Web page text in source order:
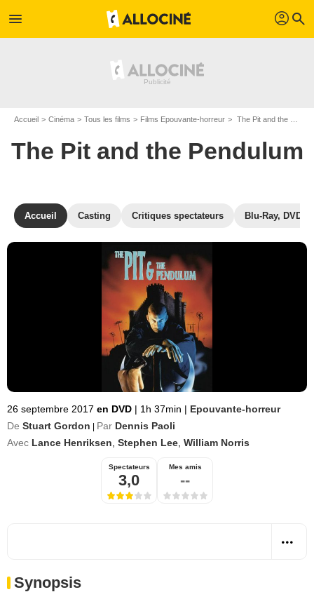
menu profil search
Accueil Cinéma Tous les films Films Epouvante-horreur The Pit and the Pendulum de Stuart Gordon
The Pit and the Pendulum
Accueil Casting Critiques spectateurs Blu-Ray, DVD
26 septembre 2017 en DVD | 1h 37min | Epouvante-horreur
De Stuart Gordon Par Dennis Paoli
Avec Lance Henriksen Stephen Lee William Norris
Spectateurs
3,0
Mes amis
--
Synopsis